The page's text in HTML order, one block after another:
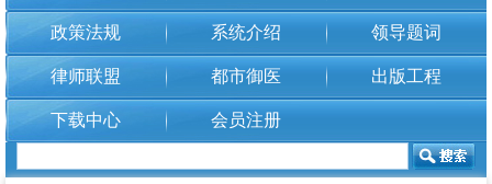
政策法规 系统介绍 领导题词
律师联盟 都市御医 出版工程
下载中心 会员注册